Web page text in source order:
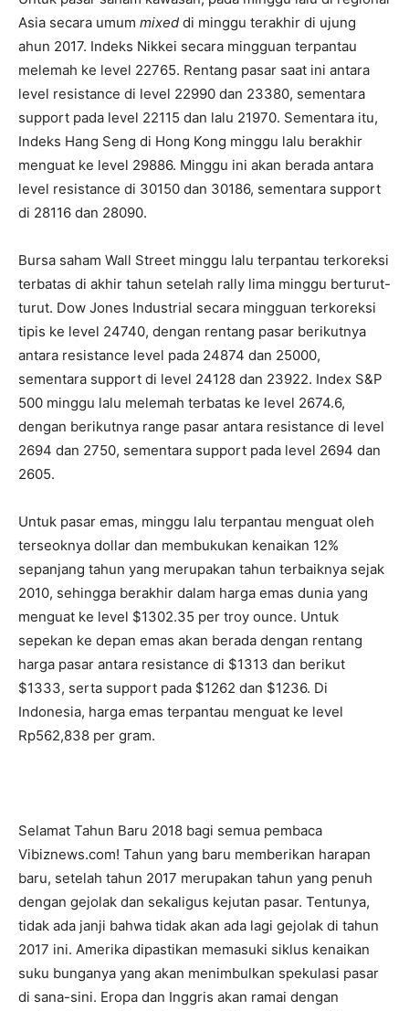
Asia secara umum mixed di minggu terakhir di ujung
ahun 2017. Indeks Nikkei secara mingguan terpantau
melemah ke level 22765. Rentang pasar saat ini antara
level resistance di level 22990 dan 23380, sementara
support pada level 22115 dan lalu 21970. Sementara itu,
Indeks Hang Seng di Hong Kong minggu lalu berakhir
menguat ke level 29886. Minggu ini akan berada antara
level resistance di 30150 dan 30186, sementara support
di 28116 dan 28090.
Bursa saham Wall Street minggu lalu terpantau terkoreksi
terbatas di akhir tahun setelah rally lima minggu berturut-
turut. Dow Jones Industrial secara mingguan terkoreksi
tipis ke level 24740, dengan rentang pasar berikutnya
antara resistance level pada 24874 dan 25000,
sementara support di level 24128 dan 23922. Index S&P
500 minggu lalu melemah terbatas ke level 2674.6,
dengan berikutnya range pasar antara resistance di level
2694 dan 2750, sementara support pada level 2694 dan
2605.
Untuk pasar emas, minggu lalu terpantau menguat oleh
terseoknya dollar dan membukukan kenaikan 12%
sepanjang tahun yang merupakan tahun terbaiknya sejak
2010, sehingga berakhir dalam harga emas dunia yang
menguat ke level $1302.35 per troy ounce. Untuk
sepekan ke depan emas akan berada dengan rentang
harga pasar antara resistance di $1313 dan berikut
$1333, serta support pada $1262 dan $1236. Di
Indonesia, harga emas terpantau menguat ke level
Rp562,838 per gram.
Selamat Tahun Baru 2018 bagi semua pembaca
Vibiznews.com! Tahun yang baru memberikan harapan
baru, setelah tahun 2017 merupakan tahun yang penuh
dengan gejolak dan sekaligus kejutan pasar. Tentunya,
tidak ada janji bahwa tidak akan ada lagi gejolak di tahun
2017 ini. Amerika dipastikan memasuki siklus kenaikan
suku bunganya yang akan menimbulkan spekulasi pasar
di sana-sini. Eropa dan Inggris akan ramai dengan